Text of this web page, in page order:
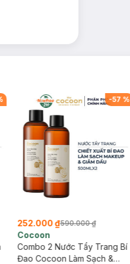
-57 %
252.000 ₫590.000 ₫
Cocoon
Combo 2 Nước Tẩy Trang Bí
Đao Cocoon Làm Sạch &